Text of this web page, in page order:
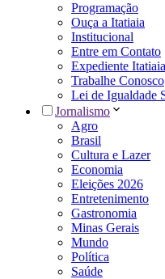
Programação
Ouça a Itatiaia
Institucional
Entre em Contato
Expediente Itatiaia
Trabalhe Conosco
Lei de Igualdade
Jornalismo
Agro
Brasil
Cultura e Lazer
Economia
Eleições 2026
Entretenimento
Gastronomia
Minas Gerais
Mundo
Política
Saúde